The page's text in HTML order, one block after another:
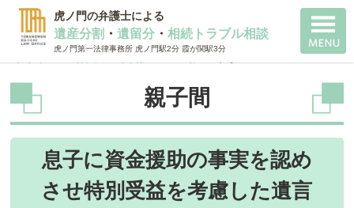
虎ノ門の弁護士による
遺産分割 ・ 遺留分・ 相続トラブル相談
虎ノ門第一法律事務所 虎ノ門駅2分 霞が関駅3分
千代田 相続 弁護士>親子間
親子間
息子に資金援助の事実を認め
させ特別受益を考慮した遺言